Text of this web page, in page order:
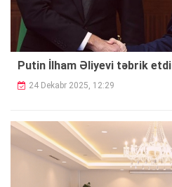
Putin İlham Əliyevi təbrik etdi
24 Dekabr 2025, 12:29